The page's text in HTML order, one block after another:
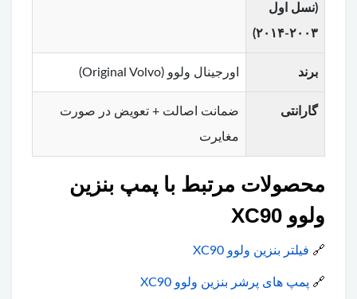
(نسل اول
۲۰۰۳-۲۰۱۴)
برند اورجینال ولوو (Original Volvo)
گارانتی
ضمانت اصالت + تعویض در صورت
مغایرت
محصولات مرتبط با پمپ بنزین
ولوو XC90
🔗 فیلتر بنزین ولوو XC90
🔗 پمپ های پرشر بنزین ولوو XC90